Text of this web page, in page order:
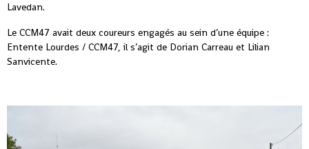
Lavedan.
Le CCM47 avait deux coureurs engagés au sein d’une équipe :
Entente Lourdes / CCM47, il s’agit de Dorian Carreau et Lilian
Sanvicente.